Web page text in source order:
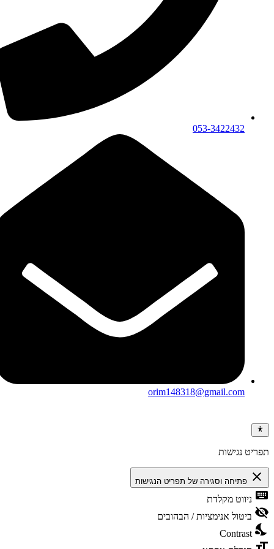
053-3422432
orim148318@gmail.com
נגישות
close פתיחה וסגירה של תפריט הנגישות
ניווט מקלדת
ביטול אנימציות / הבהובים
Contrast